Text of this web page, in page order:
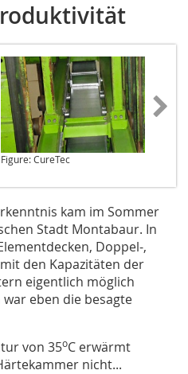
Figure: CureTec
kam im Sommer
Stadt Montabaur. In
Doppel-,
den Kapazitäten der
eigentlich möglich
eben die besagte
von 35oC erwärmt
nicht...